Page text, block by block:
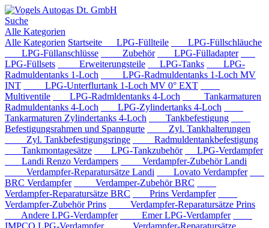
Suche
Alle Kategorien
Alle Kategorien Startseite LPG-Füllteile
LPG-Füllschläuche
LPG-Füllanschlüsse
Zubehör
LPG-Fülladapter
LPG-Füllsets
Erweiterungsteile LPG-Tanks
LPG-
Radmuldentanks 1-Loch
LPG-Radmuldentanks 1-Loch MV
INT
LPG-Unterflurtank 1-Loch MV 0° EXT
Multiventile
LPG-Radmldentanks 4-Loch
Tankarmaturen
Radmuldentanks 4-Loch
LPG-Zylindertanks 4-Loch
Tankarmaturen Zylindertanks 4-Loch
Tankbefestigung
Befestigungsrahmen und Spanngurte
Zyl. Tankhalterungen
Zyl. Tankbefestigungsringe
Radmuldentankbefestigung
Tankmontagesätze
LPG-Tankzubehör
LPG-Verdampfer
Landi Renzo Verdampers
Verdampfer-Zubehör Landi
Verdampfer-Reparatursätze Landi
Lovato Verdampfer
BRC Verdampfer
Verdamper-Zubehör BRC
Verdampfer-Reparatursätze BRC
Prins Verdampfer
Verdampfer-Zubehör Prins
Verdampfer-Reparatursätze Prins
Andere LPG-Verdampfer
Emer LPG-Verdampfer
IMPCO LPG-Verdampfer
Verdampfer-Reparatursätze